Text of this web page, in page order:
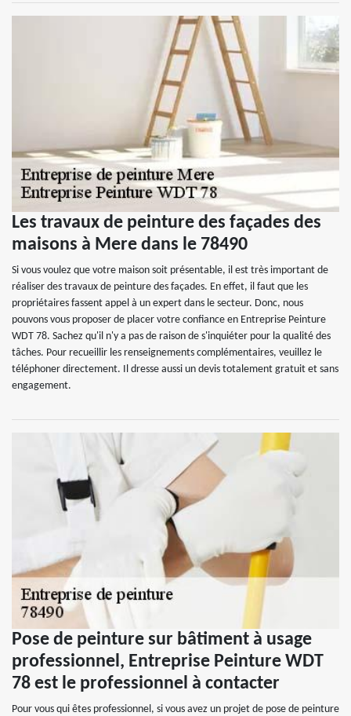
Les travaux de peinture des façades des
maisons à Mere dans le 78490
Si vous voulez que votre maison soit présentable, il est très important de
réaliser des travaux de peinture des façades. En effet, il faut que les
propriétaires fassent appel à un expert dans le secteur. Donc, nous
pouvons vous proposer de placer votre confiance en Entreprise Peinture
WDT 78. Sachez qu'il n'y a pas de raison de s'inquiéter pour la qualité des
tâches. Pour recueillir les renseignements complémentaires, veuillez le
téléphoner directement. Il dresse aussi un devis totalement gratuit et sans
engagement.
Pose de peinture sur bâtiment à usage
professionnel, Entreprise Peinture WDT
78 est le professionnel à contacter
Pour vous qui êtes professionnel, si vous avez un projet de pose de peinture